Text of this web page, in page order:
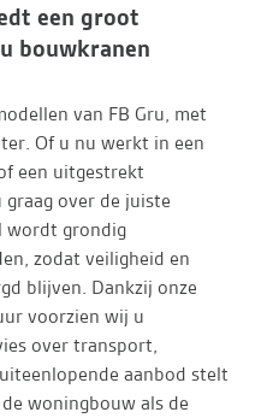
een groot
bouwkranen
van FB Gru, met
Of u nu werkt in een
een uitgestrekt
over de juiste
wordt grondig
zodat veiligheid en
blijven. Dankzij onze
voorzien wij u
over transport,
aanbod stelt
woningbouw als de